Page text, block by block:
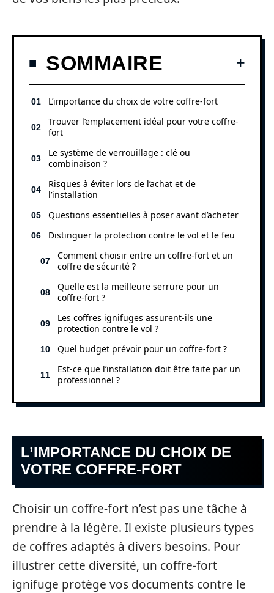
SOMMAIRE
L’importance du choix de votre coffre-fort
Trouver l’emplacement idéal pour votre coffre-
fort
Le système de verrouillage : clé ou
combinaison ?
Risques à éviter lors de l’achat et de
l’installation
Questions essentielles à poser avant d’acheter
Distinguer la protection contre le vol et le feu
Comment choisir entre un coffre-fort et un
coffre de sécurité ?
Quelle est la meilleure serrure pour un
coffre-fort ?
Les coffres ignifuges assurent-ils une
protection contre le vol ?
Quel budget prévoir pour un coffre-fort ?
Est-ce que l’installation doit être faite par un
professionnel ?
L’IMPORTANCE DU CHOIX DE
VOTRE COFFRE-FORT
Choisir un coffre-fort n’est pas une tâche à
prendre à la légère. Il existe plusieurs types
de coffres adaptés à divers besoins. Pour
illustrer cette diversité, un coffre-fort
ignifuge protège vos documents contre le